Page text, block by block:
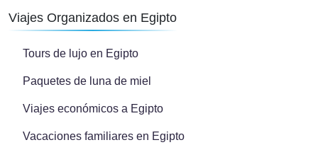
Viajes Organizados en Egipto
Tours de lujo en Egipto
Paquetes de luna de miel
Viajes económicos a Egipto
Vacaciones familiares en Egipto